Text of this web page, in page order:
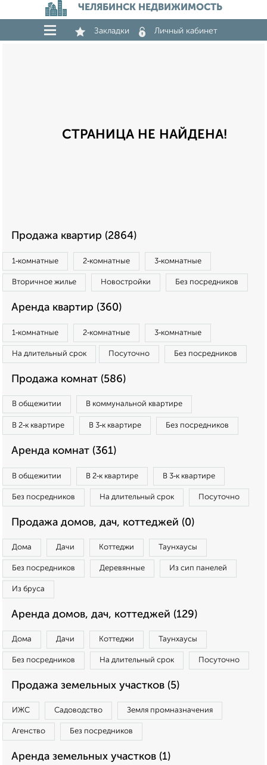
ЧЕЛЯБИНСК НЕДВИЖИМОСТЬ
Закладки Личный кабинет
СТРАНИЦА НЕ НАЙДЕНА!
Продажа квартир (2864)
1‑комнатные 2‑комнатные 3‑комнатные
Вторичное жилье Новостройки Без посредников
Аренда квартир (360)
1‑комнатные 2‑комнатные 3‑комнатные
На длительный срок Посуточно Без посредников
Продажа комнат (586)
В общежитии В коммунальной квартире
В 2‑к квартире В 3‑к квартире Без посредников
Аренда комнат (361)
В общежитии В 2‑к квартире В 3‑к квартире
Без посредников На длительный срок Посуточно
Продажа домов, дач, коттеджей (0)
Дома Дачи Коттеджи Таунхаусы
Без посредников Деревянные Из сип панелей
Из бруса
Аренда домов, дач, коттеджей (129)
Дома Дачи Коттеджи Таунхаусы
Без посредников На длительный срок Посуточно
Продажа земельных участков (5)
ИЖС Садоводство Земля промназначения
Агенство Без посредников
Аренда земельных участков (1)